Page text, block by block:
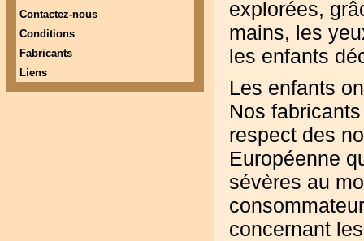
Contactez-nous
Conditions
Fabricants
Liens
explorées,
mains, les
les enfants
Les enfants
Nos
respect des
Européenne
sévères au
concernant